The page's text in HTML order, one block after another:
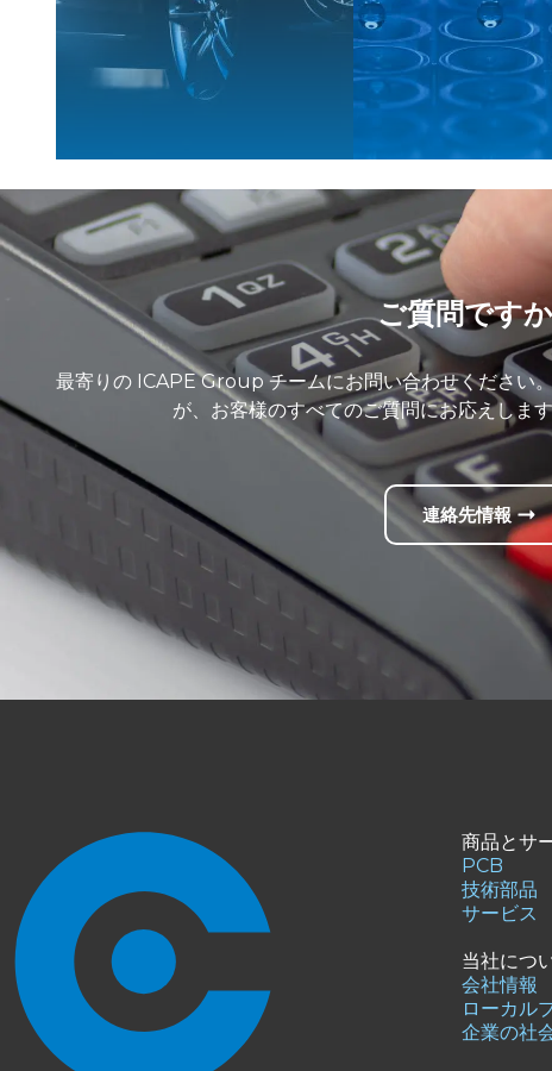
ご質問です
最寄りの ICAPE Group チームにお問い合わせください
が、お客様のすべてのご質問にお応えしま
連絡先情報
商品とサ
PCB
技術部品
サービス
当社につ
会社情報
ローカル
企業の社